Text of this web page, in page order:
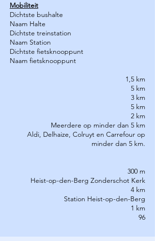
Mobiliteit
Dichtste bushalte
Naam Halte
Dichtste treinstation
Naam Station
Dichtste fietsknooppunt
Naam fietsknooppunt
1,5 km
5 km
3 km
5 km
2 km
Meerdere op minder dan 5 km
Aldi, Delhaize, Colruyt en Carrefour op
minder dan 5 km.
300 m
Heist-op-den-Berg Zonderschot Kerk
4 km
Station Heist-op-den-Berg
1 km
96